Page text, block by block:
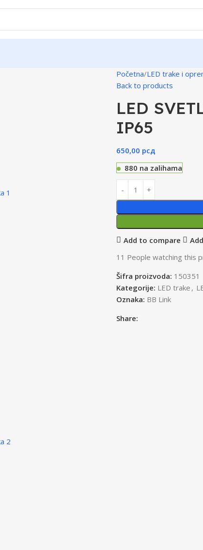
Početna LED trake i
Back to products
LED
IP65
650,00 рсд
880 na zalihama
Add to compare
11 People watching this
Šifra proizvoda: 150351
Kategorije: LED trake ,
Oznaka: BB Link
Share: